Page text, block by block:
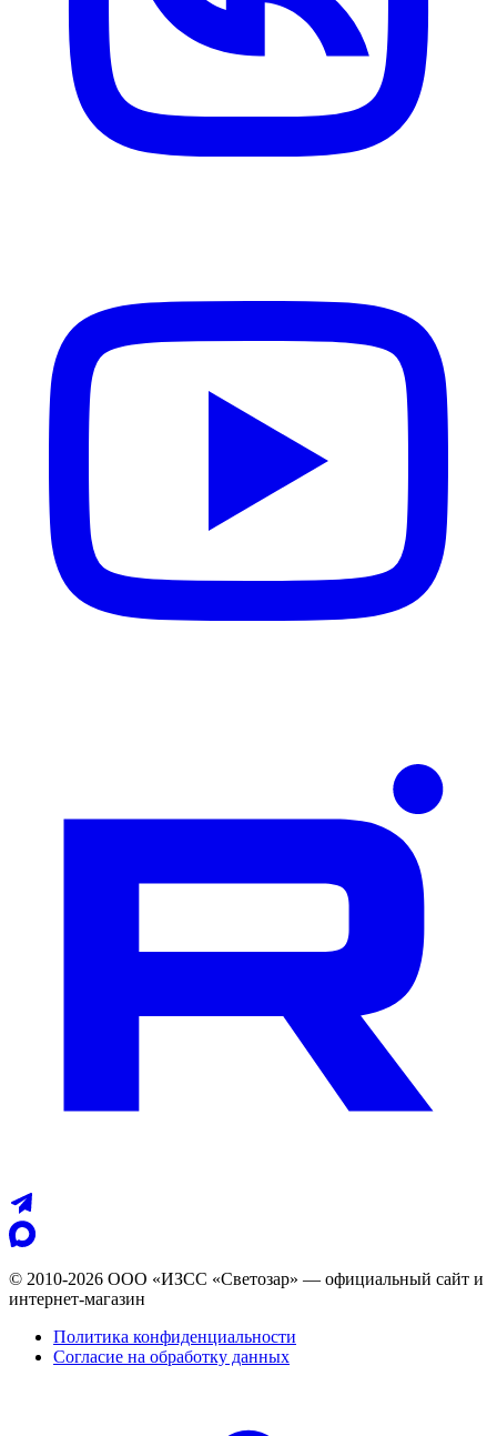
© 2010-2026 ООО «ИЗСС «Светозар» — официальный сайт и
интернет-магазин
Политика конфиденциальности
Согласие на обработку данных